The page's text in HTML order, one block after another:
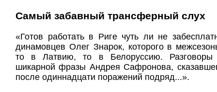
Самый забавный трансферный слух
«Готов работать в Риге чуть ли не
динамовцев Олег Знарок, которого в
то в Латвию, то в Белоруссию. Разговоры
шикарной фразы Андрея Сафронова,
после одиннадцати поражений подряд...».